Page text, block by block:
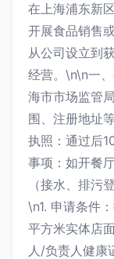
在上海浦东新
开展食品销售
从公司设立到
经营。\n\n一
海市市场监管
围、注册地址
执照：通过后
事项：如开餐
（接水、排污
\n1. 申请条件
平方米实体店
人/负责人健康